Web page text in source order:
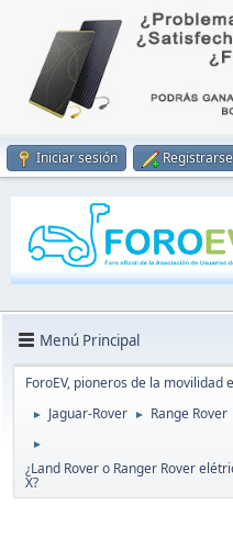
Iniciar sesión Registrarse
Menú Principal
ForoEV, pioneros de la movilidad
► Jaguar-Rover ► Range Rover
►
¿Land Rover o Ranger Rover
X?